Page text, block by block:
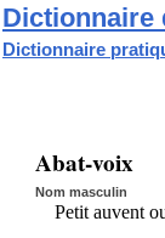
Dictionnaire
Dictionnaire
Abat-voix
Nom masculin
Petit auvent